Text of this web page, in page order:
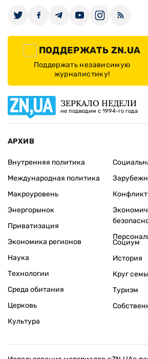
ПОДДЕРЖАТЬ ZN.UA
Поддержать независимую
журналистику!
ЗЕРКАЛО НЕДЕЛИ
не подводим с 1994-го года
АРХИВ
Внутренняя политика
Международная политика
Макроуровень
Энергорынок
Приватизация
Экономика регионов
Наука
Технологии
Среда обитания
Церковь
Культура
Социум
История
Круг
Туризм